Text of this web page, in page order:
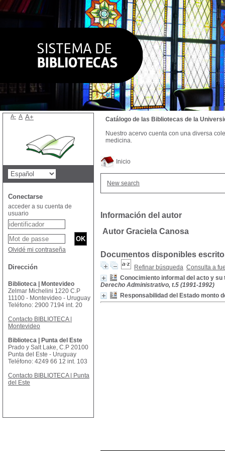
Inicio
New search
Información del autor
Autor Graciela Canosa
Documentos disponibles
Refinar búsqueda Consulta a
Conocimiento informal del acto y
Derecho Administrativo, t.5 (1991-1992)
Responsabilidad del Estado monto
Catálogo de las Bibliotecas de la
Nuestro acervo cuenta con una diversa
medicina.
A- A A+
Conectarse
acceder a su cuenta de
usuario
Olvidé mi contraseña
Dirección
Biblioteca | Montevideo
Zelmar Michelini 1220 C.P
11100 - Montevideo - Uruguay
Teléfono: 2900 7194 int. 20
Contacto BIBLIOTECA |
Montevideo
Biblioteca | Punta del Este
Prado y Salt Lake, C.P 20100
Punta del Este - Uruguay
Teléfono: 4249 66 12 int. 103
Contacto BIBLIOTECA | Punta
del Este